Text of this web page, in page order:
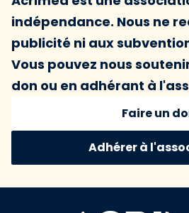
indépendance. Nous ne
publicité ni aux
Vous pouvez nous
don ou en adhérant à
Faire un
Adhérer à